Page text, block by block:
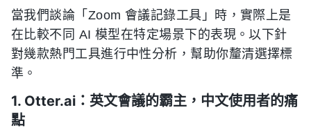
當我們談論「Zoom 會議記錄工具」時，實際上是
在比較不同 AI 模型在特定場景下的表現。以下針
對幾款熱門工具進行中性分析，幫助你釐清選擇標
準。
1. Otter.ai：英文會議的霸主，中文使用者的痛
點